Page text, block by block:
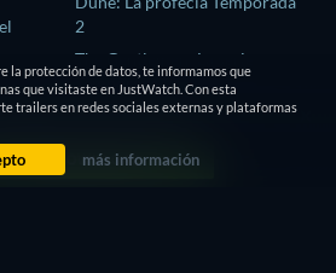
2
The Gentlemen: La serie
Temporada 2
El amor es ciego: Reino Unido
la protección de datos, te informamos que
que visitaste en JustWatch. Con esta
trailers en redes sociales externas y plataformas
más información